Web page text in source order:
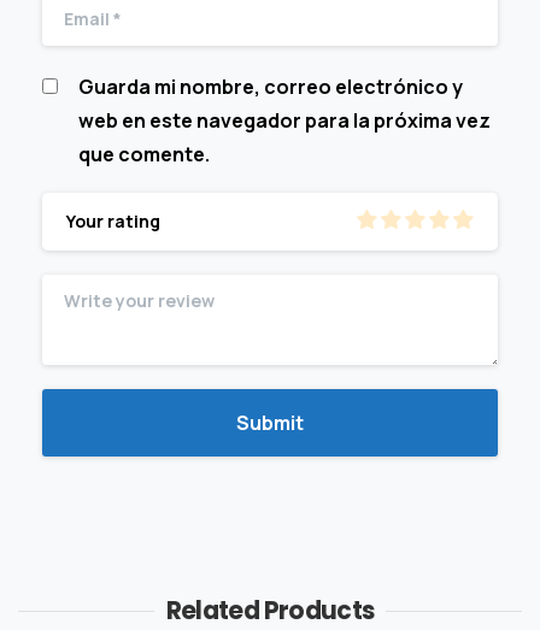
Guarda mi nombre, correo electrónico y
web en este navegador para la próxima vez
que comente.
Your rating
Related Products